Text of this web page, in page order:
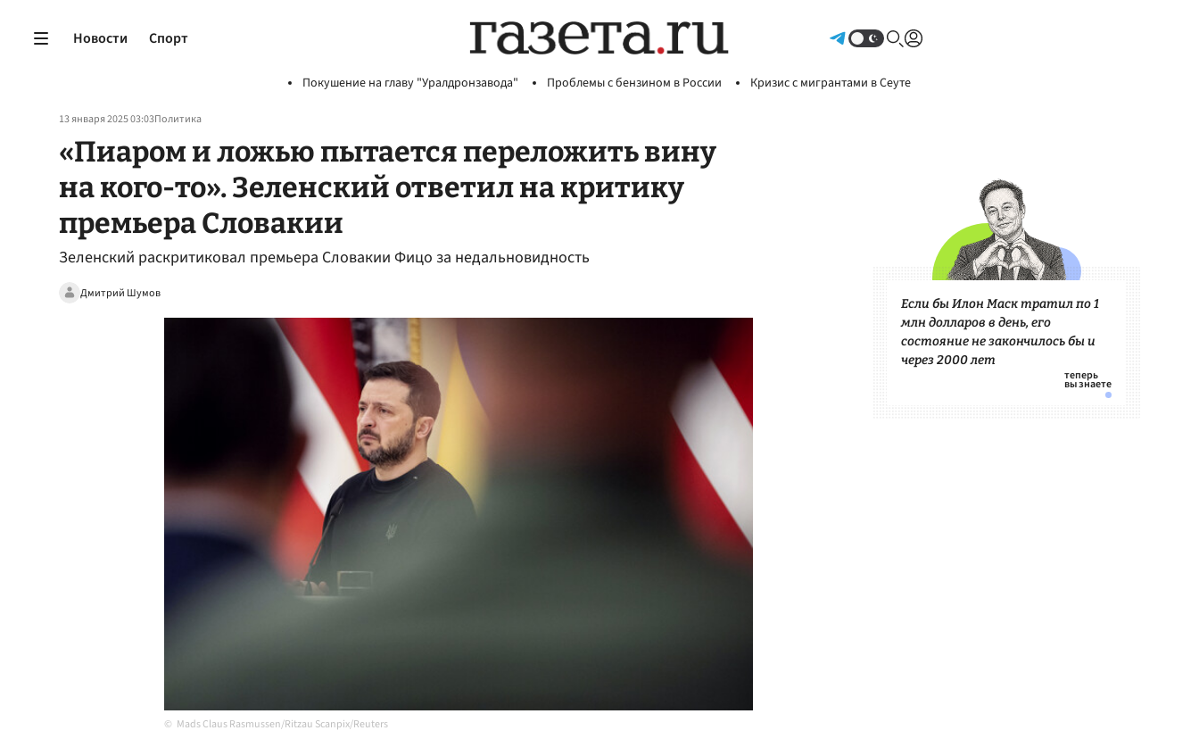
Новости Спорт
Покушение на главу "Уралдронзавода" Проблемы с бензином в России Кризис с мигрантами в Сеуте
13 января 2025 03:03Политика
«Пиаром и ложью пытается переложить вину
на кого-то». Зеленский ответил на критику
премьера Словакии
Зеленский раскритиковал премьера Словакии Фицо за недальновидность
Дмитрий Шумов
Mads Claus Rasmussen/Ritzau Scanpix/Reuters
Если бы Илон Маск тратил по 1
млн долларов в день, его
состояние не закончилось бы и
через 2000 лет